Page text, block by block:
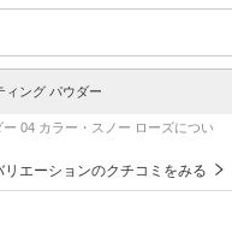
ィング パウダー
04 カラー・スノー ローズについ
リエーションのクチコミをみる